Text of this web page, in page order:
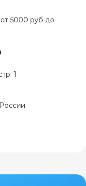
5000 руб до
1